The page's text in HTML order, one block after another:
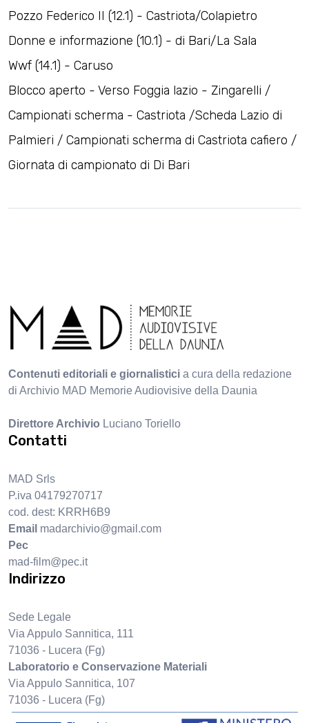
Pozzo Federico II (12.1) - Castriota/Colapietro ​
Donne e informazione (10.1) - di Bari/La Sala ​
Wwf (14.1) - Caruso ​
Blocco aperto - Verso Foggia lazio - Zingarelli /
Campionati scherma - Castriota /Scheda Lazio di
Palmieri / Campionati scherma di Castriota cafiero /
Giornata di campionato di Di Bari
Contenuti editoriali e giornalistici a cura della redazione
di Archivio MAD Memorie Audiovisive della Daunia
Direttore Archivio Luciano Toriello
Contatti
MAD Srls
P.iva 04179270717
cod. dest: KRRH6B9
Email madarchivio@gmail.com
Pec
mad-film@pec.it
Indirizzo
Sede Legale
Via Appulo Sannitica, 111
71036 - Lucera (Fg)
Laboratorio e Conservazione Materiali
Via Appulo Sannitica, 107
71036 - Lucera (Fg)